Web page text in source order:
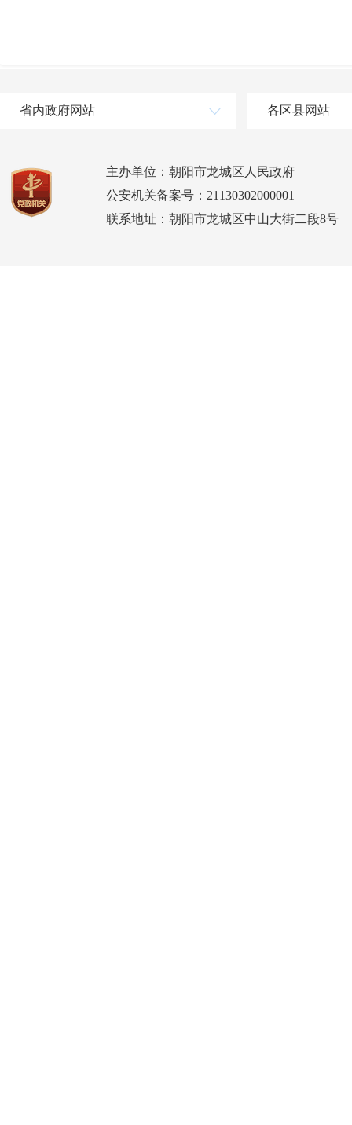
省内政府网站 各区县网站
主办单位：朝阳市龙城区人民政府
公安机关备案号：21130302000001
联系地址：朝阳市龙城区中山大街二段8号